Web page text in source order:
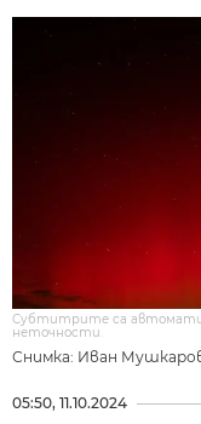
Снимка: Иван
Субтитрите са
неточности.
05:50, 11.10.2024